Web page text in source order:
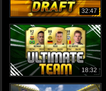
32:47
18:32